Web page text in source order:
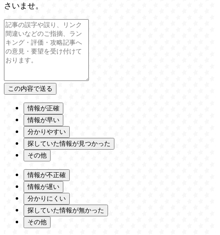
さいませ。
情報が正確
情報が早い
分かりやすい
探していた情報が見つかった
その他
情報が不正確
情報が遅い
分かりにくい
探していた情報が無かった
その他